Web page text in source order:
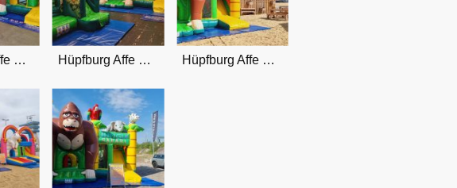
Hüpfburg Affe mieten Bremen Hüpfburg Affe mieten Bremen Hüpfburg Affe mieten Bremen